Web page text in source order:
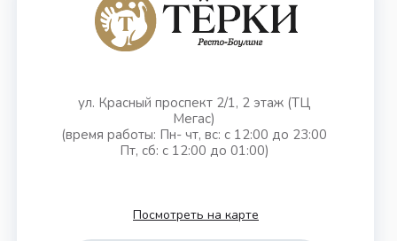
ул. Красный проспект 2/1, 2 этаж (ТЦ
Мегас)
(время работы: Пн- чт, вс: с 12:00 до 23:00
Пт, сб: с 12:00 до 01:00)
Посмотреть на карте